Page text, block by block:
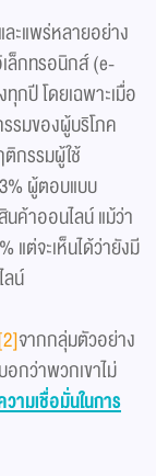
ะแพร่หลายอย่าง
ล็กทรอนิกส์ (e-
กปี โดยเฉพาะเมื่อ
รมของผู้บริโภค
กรรมผู้ใช้
ผู้ตอบแบบ
นค้าออนไลน์ แม้ว่า
แต่จะเห็นได้ว่ายังมี
น์
จากกลุ่มตัวอย่าง
กว่าพวกเขาไม่
ามเชื่อมั่นในการ